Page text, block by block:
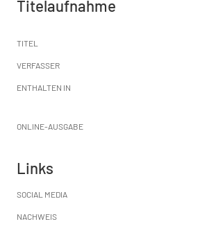
Titelaufnahme
TITEL
VERFASSER
ENTHALTEN IN
ONLINE-AUSGABE
Links
SOCIAL MEDIA
NACHWEIS